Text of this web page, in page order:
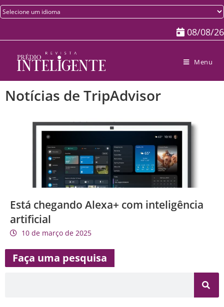
08/08/26
Menu
Notícias de TripAdvisor
Está chegando Alexa+ com inteligência
artificial
10 de março de 2025
Faça uma pesquisa